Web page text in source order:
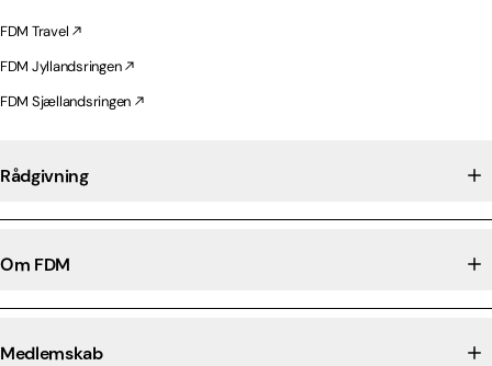
FDM Travel
FDM Jyllandsringen
FDM Sjællandsringen
Rådgivning
Om FDM
Medlemskab